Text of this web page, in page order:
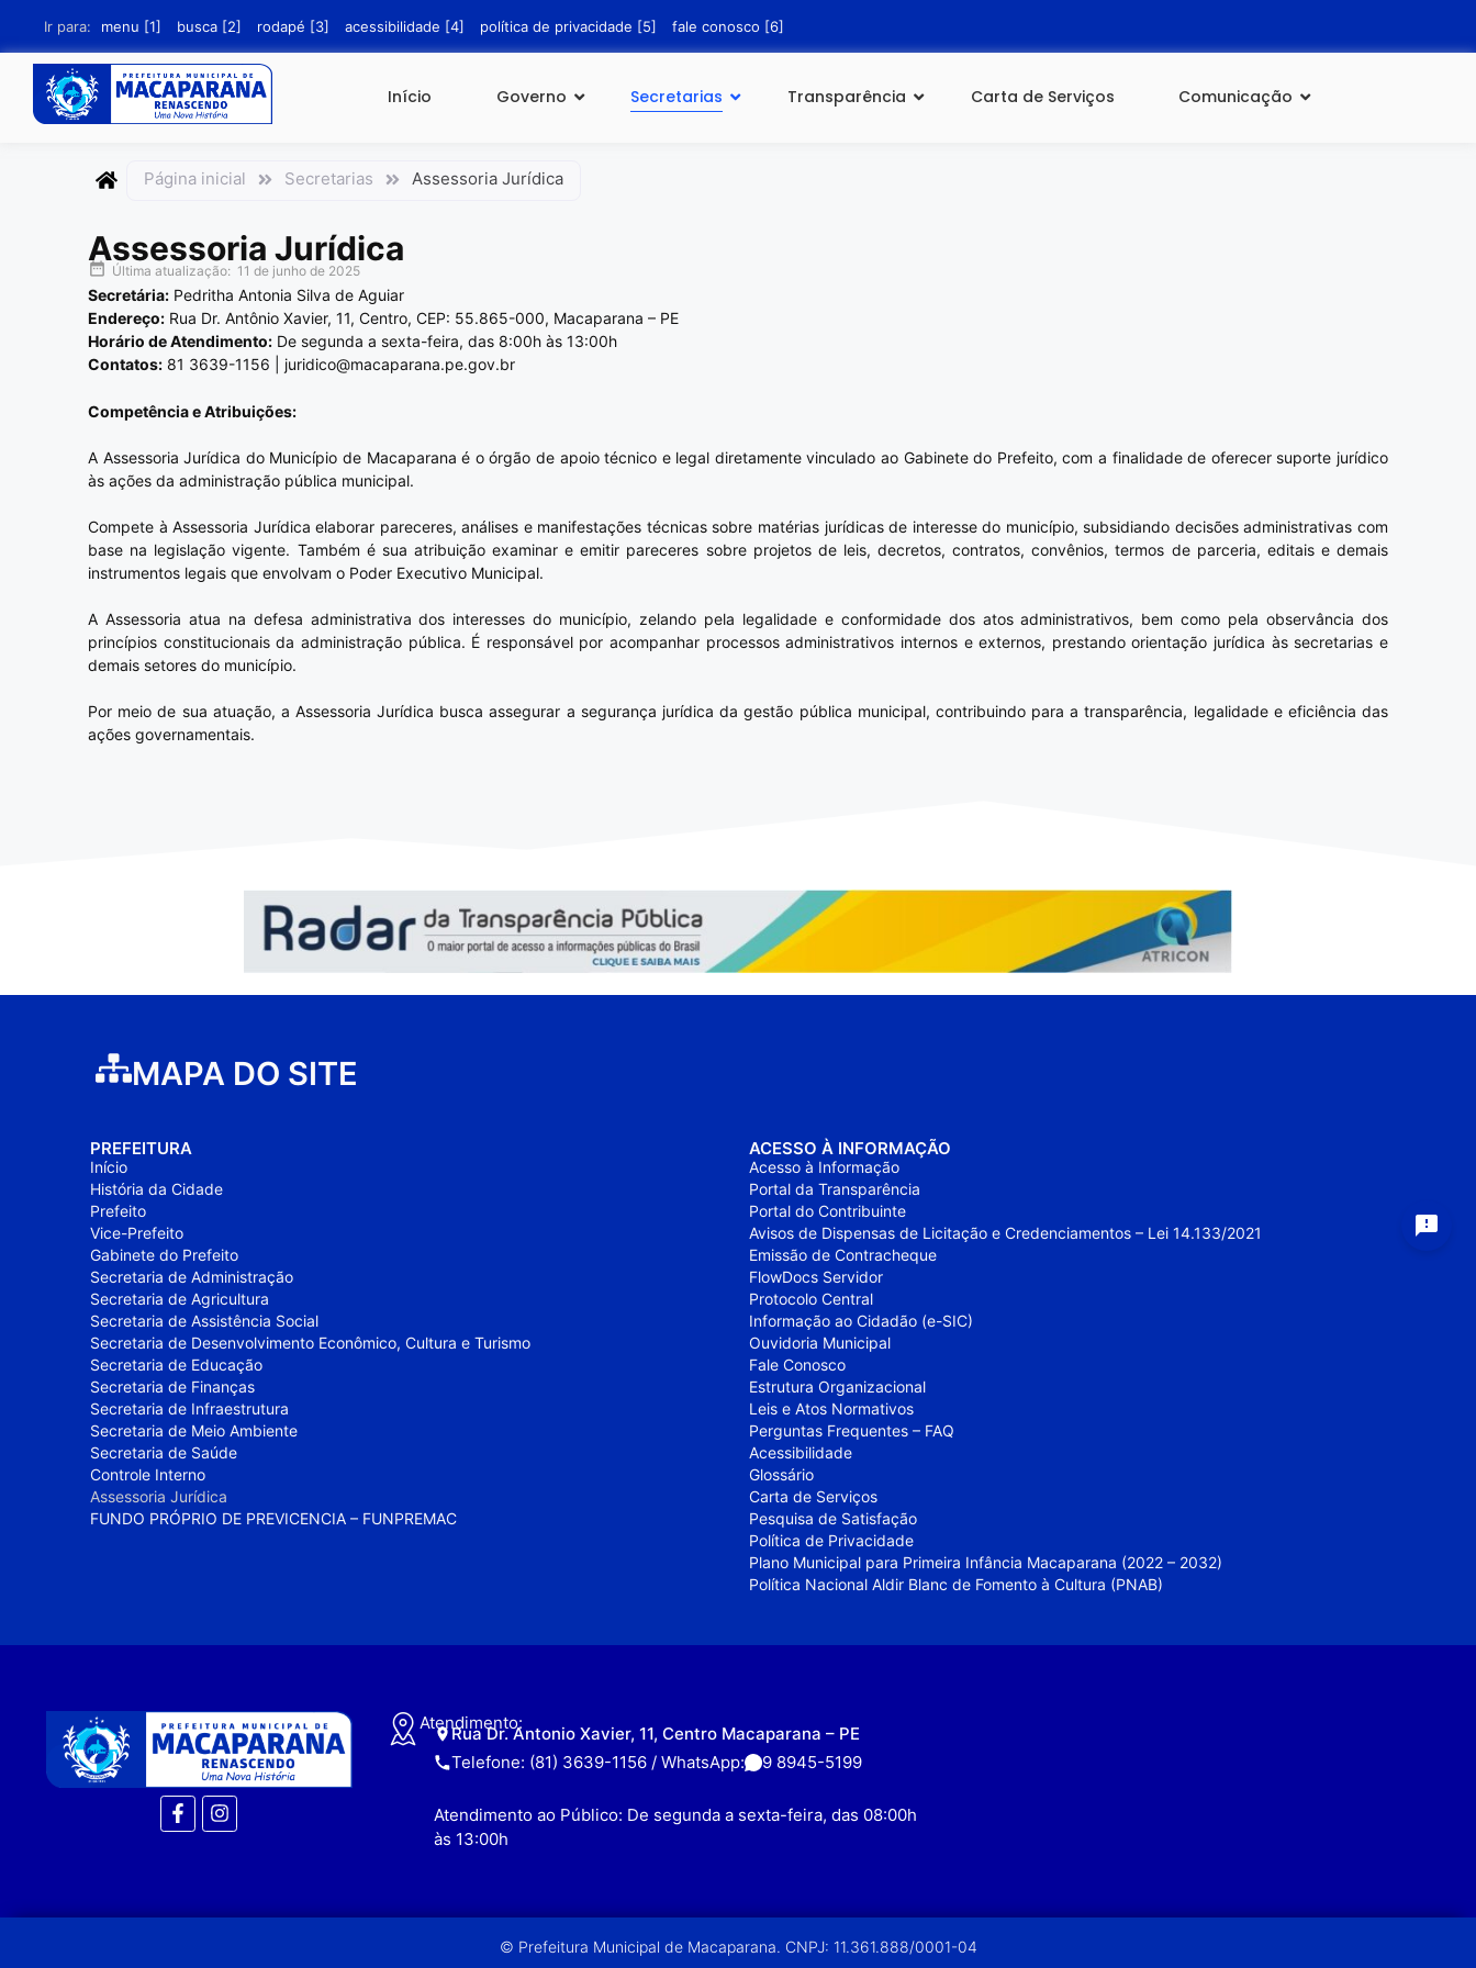
conteúdo
Ir para: menu [1] busca [2] rodapé [3] acessibilidade [4] política de privacidade [5] fale conosco [6]
Início Governo Secretarias Transparência Carta de Serviços Comunicação
Página inicial Secretarias Assessoria Jurídica
feedback
Assessoria Jurídica
Última atualização: 11 de junho de 2025
Secretária: Pedritha Antonia Silva de Aguiar
Endereço: Rua Dr. Antônio Xavier, 11, Centro, CEP: 55.865-000, Macaparana – PE
Horário de Atendimento: De segunda a sexta-feira, das 8:00h às 13:00h
Contatos: 81 3639-1156 | juridico@macaparana.pe.gov.br
Competência e Atribuições:
A Assessoria Jurídica do Município de Macaparana é o órgão de apoio técnico e legal diretamente vinculado ao Gabinete do Prefeito, com a finalidade de oferecer suporte jurídico
às ações da administração pública municipal.
Compete à Assessoria Jurídica elaborar pareceres, análises e manifestações técnicas sobre matérias jurídicas de interesse do município, subsidiando decisões administrativas com
base na legislação vigente. Também é sua atribuição examinar e emitir pareceres sobre projetos de leis, decretos, contratos, convênios, termos de parceria, editais e demais
instrumentos legais que envolvam o Poder Executivo Municipal.
A Assessoria atua na defesa administrativa dos interesses do município, zelando pela legalidade e conformidade dos atos administrativos, bem como pela observância dos
princípios constitucionais da administração pública. É responsável por acompanhar processos administrativos internos e externos, prestando orientação jurídica às secretarias e
demais setores do município.
Por meio de sua atuação, a Assessoria Jurídica busca assegurar a segurança jurídica da gestão pública municipal, contribuindo para a transparência, legalidade e eficiência das
ações governamentais.
MAPA DO SITE
PREFEITURA
Início
História da Cidade
Prefeito
Vice-Prefeito
Gabinete do Prefeito
Secretaria de Administração
Secretaria de Agricultura
Secretaria de Assistência Social
Secretaria de Desenvolvimento Econômico, Cultura e Turismo
Secretaria de Educação
Secretaria de Finanças
Secretaria de Infraestrutura
Secretaria de Meio Ambiente
Secretaria de Saúde
Controle Interno
Assessoria Jurídica
FUNDO PRÓPRIO DE PREVICENCIA – FUNPREMAC
ACESSO À INFORMAÇÃO
Acesso à Informação
Portal da Transparência
Portal do Contribuinte
Avisos de Dispensas de Licitação e Credenciamentos – Lei 14.133/2021
Emissão de Contracheque
FlowDocs Servidor
Protocolo Central
Informação ao Cidadão (e-SIC)
Ouvidoria Municipal
Fale Conosco
Estrutura Organizacional
Leis e Atos Normativos
Perguntas Frequentes – FAQ
Acessibilidade
Glossário
Carta de Serviços
Pesquisa de Satisfação
Política de Privacidade
Plano Municipal para Primeira Infância Macaparana (2022 – 2032)
Política Nacional Aldir Blanc de Fomento à Cultura (PNAB)
Atendimento:
Rua Dr. Antonio Xavier, 11, Centro Macaparana – PE
Telefone: (81) 3639-1156 / WhatsApp:
9 8945-5199
Atendimento ao Público: De segunda a sexta-feira, das 08:00h
às 13:00h
© Prefeitura Municipal de Macaparana. CNPJ: 11.361.888/0001-04